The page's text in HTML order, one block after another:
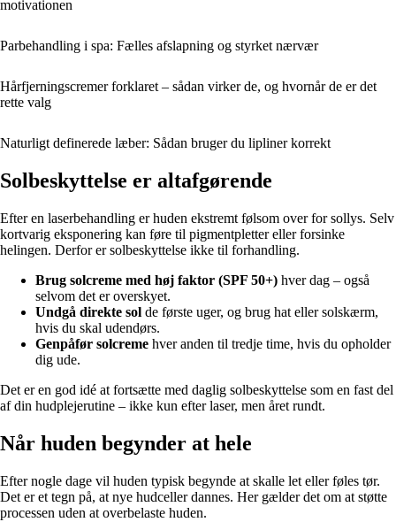
motivationen
Parbehandling i spa: Fælles afslapning og styrket nærvær
Hårfjerningscremer forklaret – sådan virker de, og hvornår de er det
rette valg
Naturligt definerede læber: Sådan bruger du lipliner korrekt
Solbeskyttelse er altafgørende
Efter en laserbehandling er huden ekstremt følsom over for sollys. Selv
kortvarig eksponering kan føre til pigmentpletter eller forsinke
helingen. Derfor er solbeskyttelse ikke til forhandling.
Brug solcreme med høj faktor (SPF 50+) hver dag – også
selvom det er overskyet.
Undgå direkte sol de første uger, og brug hat eller solskærm,
hvis du skal udendørs.
Genpåfør solcreme hver anden til tredje time, hvis du opholder
dig ude.
Det er en god idé at fortsætte med daglig solbeskyttelse som en fast del
af din hudplejerutine – ikke kun efter laser, men året rundt.
Når huden begynder at hele
Efter nogle dage vil huden typisk begynde at skalle let eller føles tør.
Det er et tegn på, at nye hudceller dannes. Her gælder det om at støtte
processen uden at overbelaste huden.